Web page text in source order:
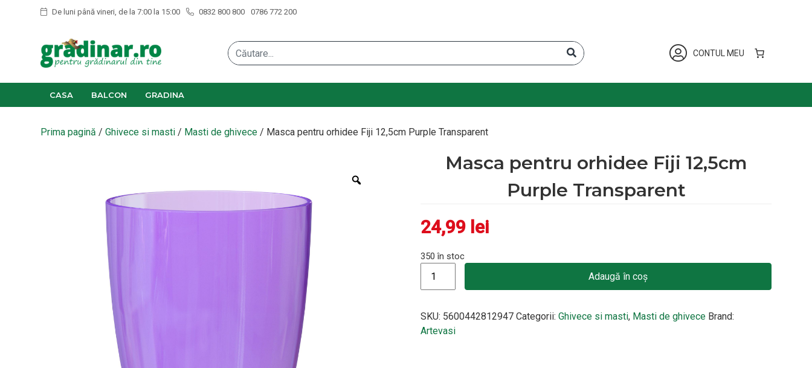
De luni până vineri, de la 7:00 la 15:00 0832 800 800 0786 772 200
CONTUL MEU
CASA BALCON GRADINA
Prima pagină / Ghivece si masti / Masti de ghivece / Masca pentru orhidee Fiji 12,5cm Purple Transparent
Masca pentru orhidee Fiji 12,5cm
Purple Transparent
24,99 lei
350 în stoc
Adaugă în coș
SKU: 5600442812947 Categorii:Ghivece si masti, Masti de ghivece Brand:
Artevasi